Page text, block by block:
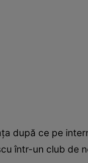
după ce pe
într-un club de